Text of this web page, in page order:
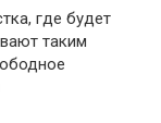
где будет
таким